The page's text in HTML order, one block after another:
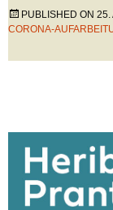
PUBLISHED ON 25.
CORONA-